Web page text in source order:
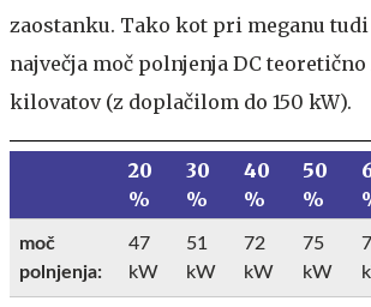
zaostanku. Tako kot pri meganu
največja moč polnjenja DC teoretično
kilovatov (z doplačilom do 150 kW).
20
%
30
%
40
%
50
%
moč
polnjenja:
47
kW
51
kW
72
kW
75
kW